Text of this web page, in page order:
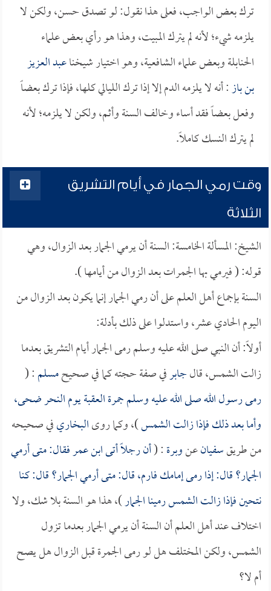
ترك بعض الواجب، فعلى هذا نقول: لو تصدق حسن، ولكن لا
يلزمه شيء؛ لأنه لم يترك المبيت، وهذا هو رأي بعض علماء
الحنابلة وبعض علماء الشافعية، وهو اختيار شيخناعبد العزيز
بن باز: أنه لا يلزمه الدم إلا إذا ترك الليالي كلها، فإذا ترك بعضاً
وفعل بعضاً فقد أساء وخالف السنة وأثم، ولكن لا يلزمه؛ لأنه
لم يترك النسك كاملاً.
وقت رمي الجمار في أيام التشريق
الثلاثة
الشيخ: المسألة الخامسة: السنة أن يرمي الجمار بعد الزوال، وهي
قوله: ( فيرمي بها الجمرات بعد الزوال من أيامها ).
السنة بإجماع أهل العلم على أن رمي الجمار إنما يكون بعد الزوال من
اليوم الحادي عشر، واستدلوا على ذلك بأدلة:
أولاً: أن النبي صلى الله عليه وسلم رمى الجمار أيام التشريق بعدما
زالت الشمس، قالجابرفي صفة حجته كما في صحيحمسلم: (
رمى رسول الله صلى الله عليه وسلم جمرة العقبة يوم النحر ضحى،
وأما بعد ذلك فإذا زالت الشمس)، وكما روىالبخاريفي صحيحه
من طريقسفيانعنوبرة: (أن رجلاً أتىابن عمرفقال: متى أرمي
الجمار؟ قال: إذا رمى إمامك فارم، قال: متى أرمي الجمار؟ قال: كنا
نتحين فإذا زالت الشمس رمينا الجمار)، هذا هو السنة بلا شك، ولا
اختلاف عند أهل العلم أن السنة أن يرمي الجمار بعدما تزول
الشمس، ولكن المختلف هل لو رمى الجمرة قبل الزوال هل يصح
أم لا؟